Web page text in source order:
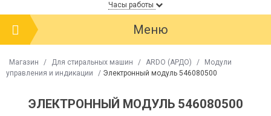
Часы работы
Меню
Магазин / Для стиральных машин / ARDO (АРДО) /
Модули
управления и индикации
/ Электронный модуль 546080500
ЭЛЕКТРОННЫЙ МОДУЛЬ 546080500